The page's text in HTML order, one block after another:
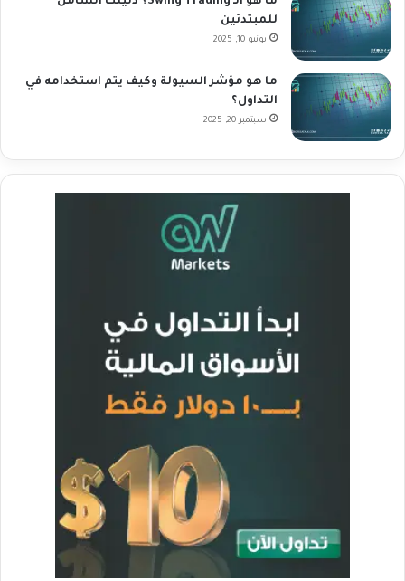
للمبتدئين
يونيو 10, 2025
ما هو مؤشر السيولة وكيف يتم استخدامه في
التداول؟
سبتمبر 20, 2025